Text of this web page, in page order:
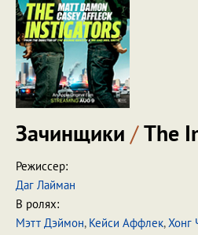
Зачинщики /The
Режиссер:
Даг Лайман
В ролях:
Мэтт Дэймон, Кейси Аффлек,Хонг